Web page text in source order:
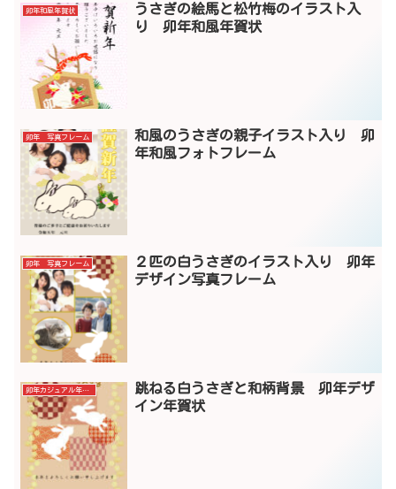
卯年和風年賀状
うさぎの絵馬と松竹梅のイラスト入
り 卯年和風年賀状
卯年 写真フレーム
和風のうさぎの親子イラスト入り 卯
年和風フォトフレーム
卯年 写真フレーム
２匹の白うさぎのイラスト入り 卯年
デザイン写真フレーム
卯年カジュアル年賀状
跳ねる白うさぎと和柄背景 卯年デザ
イン年賀状